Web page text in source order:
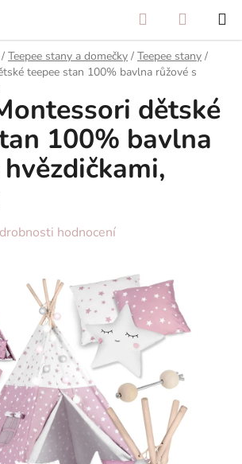
Hledat
KOŠÍK
/ Teepee stany a domečky / Teepee stany /
teepee stan 100% bavlna růžové s
dětské
100% bavlna
hodnocení